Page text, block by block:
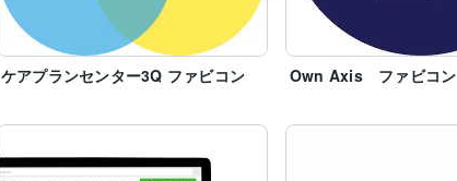
ケアプランセンター3Q ファビコン Own Axis ファビコン